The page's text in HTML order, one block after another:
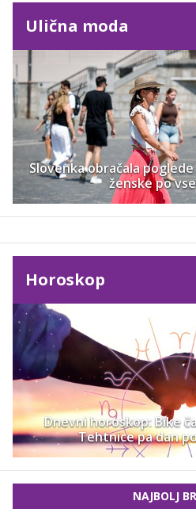
Ulična moda
Slovenka obračala
ženske po
Horoskop
Dnevni horoskop: Bike
Tehtnice pa dan
NAJBOLJ